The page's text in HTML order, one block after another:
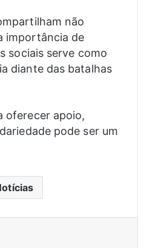
não
importância de
sociais serve como
diante das batalhas
oferecer apoio,
pode ser um